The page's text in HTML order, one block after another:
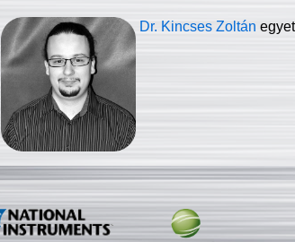
Dr. Kincses Zoltán